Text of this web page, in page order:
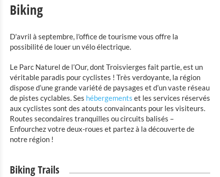
Biking
D'avril à septembre, l'office de tourisme vous offre la
possibilité de louer un vélo électrique.
Le Parc Naturel de l’Our, dont Troisvierges fait partie, est un
véritable paradis pour cyclistes ! Très verdoyante, la région
dispose d’une grande variété de paysages et d’un vaste réseau
de pistes cyclables. Ses hébergements et les services réservés
aux cyclistes sont des atouts convaincants pour les visiteurs.
Routes secondaires tranquilles ou circuits balisés –
Enfourchez votre deux-roues et partez à la découverte de
notre région !
Biking Trails